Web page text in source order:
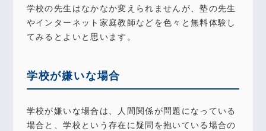
学校の先生はなかなか変えられませんが、塾の先生
やインターネット家庭教師などを色々と無料体験し
てみるとよいと思います。
学校が嫌いな場合
学校が嫌いな場合は、人間関係が問題になっている
場合と、学校という存在に疑問を抱いている場合の